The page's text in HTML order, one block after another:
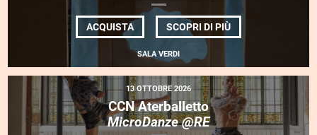
ACQUISTA SCOPRI DI PIÙDI
NUVOLARIO
SALA VERDI
13 OTTOBRE 2026
CCN Aterballetto
MicroDanze @RE